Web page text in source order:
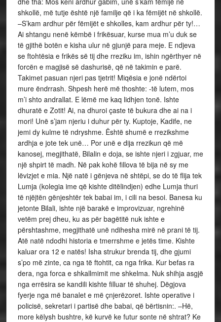
shkollë, më tutje është një familje që i ka fëmijët në shkollë.
–S’kam ardhur për fëmijët e shkolles, kam ardhur për ty!…
Ai shtangu nenë këmbë i frikësuar, kurse mua m’u duk se
të gjithë botën e kisha ulur në gjunjë para meje. E ndjeva
se ftohtësia e frikës së tij dhe rreziku im, ishin ngërthyer në
forcën e magjisë së dashurisë, që në takimin e parë.
Takimet pasuan njeri pas tjetrit! Miqësia e jonë ndërtoi
mure ëndrrash. Shpesh herë më thoshte: -të lutem, mos
m’i shto andrallat. E lëmë me kaq lidhjen tonë. Ishte
dhuratë e Zotit! Ai, na dhuroi çaste të bukura dhe ai na i
mori! Unë s’jam njeriu i duhur për ty. Kuptoje, Kadife, ne
jemi dy kulme të ndryshme. Është shumë e rrezikshme
ardhja e jote tek unë… Por unë e dija rrezikun që më
kanosej, megjithatë, Bilalin e doja, se ishte njeri i zgjuar, me
një shpirt të madh. Në pak kohë fillova të bija në sy me
lëvizjet e mia. Një natë i gënjeva në shtëpi, se do të flija tek
Lumja (kolegia ime që kishte ditëlindjen) edhe Lumja thuri
të njëjtën gënjeshtër tek babai im, i cili na besoi. Banesa ku
jetonte Bilali, ishte një barakë e improvizuar, ngrehinë
vetëm prej dheu, ku as për bagëtitë nuk ishte e
përshtashme, megjithatë unë ndihesha mirë në prani të tij.
Atë natë ndodhi historia e tmerrshme e jetës time. Kishte
kaluar ora 12 e natës! Isha strukur brenda tij, dhe gjumi
s’po më zinte, ca nga të ftohtit, ca nga frika. Kur befas ra
dera, nga forca e shkallmimit me shkelma. Nuk shihja asgjë
nga errësira se kandili kishte filluar të shuhej. Dëgjova
fyerje nga më banalet e më çnjerëzoret. Ishte operative i
policisë, sekretari i partisë dhe babai, që bërtisnin:. –Hë,
more këlysh bushtre, kë kurvë ke futur sonte në shtrat? Ke